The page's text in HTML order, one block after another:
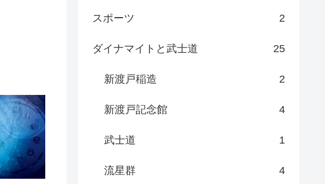
スポーツ 2
ダイナマイトと武士道 25
新渡戸稲造 2
新渡戸記念館 4
武士道 1
流星群 4